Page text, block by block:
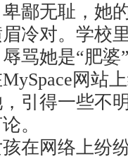
鄙无耻，她
冷对。学校
骂她是“肥婆
网站
引得一些不
。
网络上纷